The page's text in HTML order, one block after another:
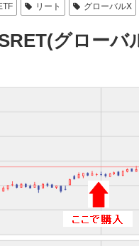
リート グローバルX
グロー